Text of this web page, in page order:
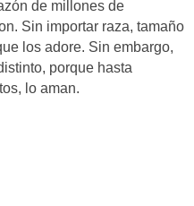
de millones de
Sin importar raza, tamaño
los adore. Sin embargo,
porque hasta
lo aman.